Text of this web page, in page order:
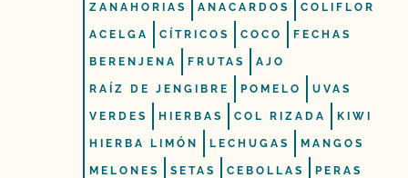
ZANAHORIAS ANACARDOS COLIFLOR
ACELGA CÍTRICOS COCO FECHAS
BERENJENA FRUTAS AJO
RAÍZ DE JENGIBRE POMELO UVAS
VERDES HIERBAS COL RIZADA KIWI
HIERBA LIMÓN LECHUGAS MANGOS
MELONES SETAS CEBOLLAS PERAS